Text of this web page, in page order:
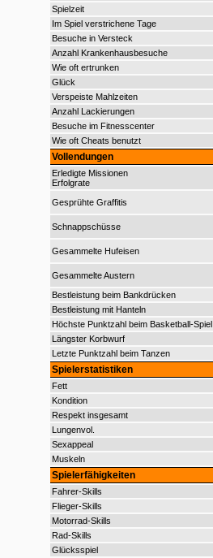
Spielzeit
Im Spiel verstrichene Tage
Besuche in Versteck
Anzahl Krankenhausbesuche
Wie oft ertrunken
Glück
Verspeiste Mahlzeiten
Anzahl Lackierungen
Besuche im Fitnesscenter
Wie oft Cheats benutzt
Vollendungen
Erledigte Missionen
Erfolgrate
Gesprühte Graffitis
Schnappschüsse
Gesammelte Hufeisen
Gesammelte Austern
Bestleistung beim Bankdrücken
Bestleistung mit Hanteln
Höchste Punktzahl beim Basketball-Spiel
Längster Korbwurf
Letzte Punktzahl beim Tanzen
Spielerstatistiken
Fett
Kondition
Respekt insgesamt
Lungenvol.
Sexappeal
Muskeln
Spielerfähigkeiten
Fahrer-Skills
Flieger-Skills
Motorrad-Skills
Rad-Skills
Glücksspiel